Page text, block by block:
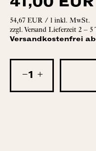
41,00 EUR
54,67 EUR / l inkl. MwSt.
zzgl. Versand Lieferzeit 2 – 5
Versandkostenfrei ab
− +